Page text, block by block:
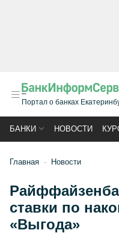
Портал о банках
БАНКИ НОВОСТИ
Главная Новости
ставки по
«Выгода»